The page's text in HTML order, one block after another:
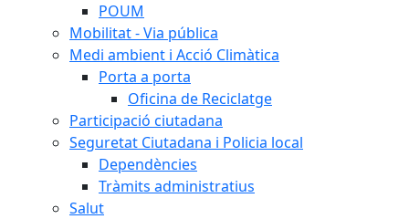
POUM
Mobilitat - Via pública
Medi ambient i Acció Climàtica
Porta a porta
Oficina de Reciclatge
Participació ciutadana
Seguretat Ciutadana i Policia local
Dependències
Tràmits administratius
Salut